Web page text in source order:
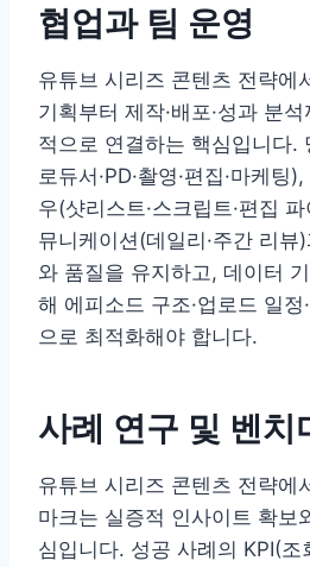
협업과 팀 운영
유튜브 시리즈 콘텐츠 전략에
기획부터 제작·배포·성과 분
적으로 연결하는 핵심입니다.
로듀서·PD·촬영·편집·마케팅
우(샷리스트·스크립트·편집
뮤니케이션(데일리·주간 리뷰
와 품질을 유지하고, 데이터
해 에피소드 구조·업로드 일정
으로 최적화해야 합니다.
사례 연구 및 벤치
유튜브 시리즈 콘텐츠 전략에
마크는 실증적 인사이트 확보
심입니다. 성공 사례의 KPI(조